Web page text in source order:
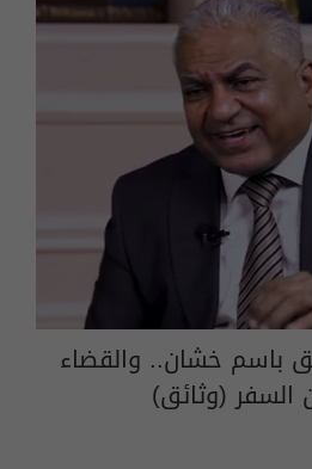
باسم خشان.. والقضاء
السفر (وثائق)